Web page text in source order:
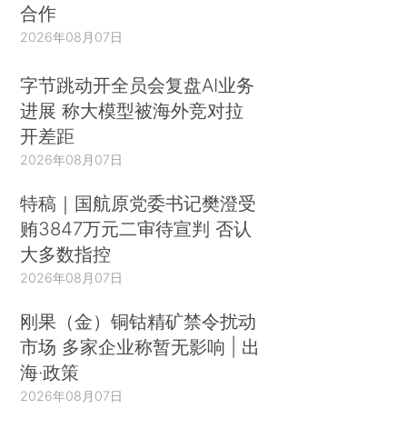
合作
2026年08月07日
字节跳动开全员会复盘AI业务
进展 称大模型被海外竞对拉
开差距
2026年08月07日
特稿｜国航原党委书记樊澄受
贿3847万元二审待宣判 否认
大多数指控
2026年08月07日
刚果（金）铜钴精矿禁令扰动
市场 多家企业称暂无影响 | 出
海·政策
2026年08月07日